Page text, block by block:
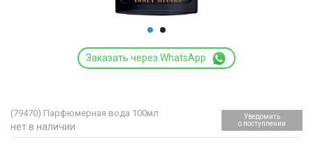
Заказать через WhatsApp
(79470) Парфюмерная вода 100мл
нет в наличии
Уведомить
о поступлении